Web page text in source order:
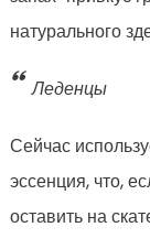
натурального
Леденцы
Сейчас
эссенция, что,
оставить на